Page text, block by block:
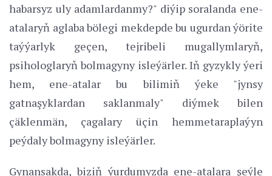
habarsyz uly adamlardanmy?" diýip soralanda ene-
atalaryň aglaba bölegi mekdepde bu ugurdan ýörite
taýýarlyk geçen, tejribeli mugallymlaryň,
psihologlaryň bolmagyny isleýärler. Iň gyzykly ýeri
hem, ene-atalar bu bilimiň ýeke "jynsy
gatnaşyklardan saklanmaly" diýmek bilen
çäklenmän, çagalary üçin hemmetaraplaýyn
peýdaly bolmagyny isleýärler.
Gynansakda, biziň ýurdumyzda ene-atalara şeýle